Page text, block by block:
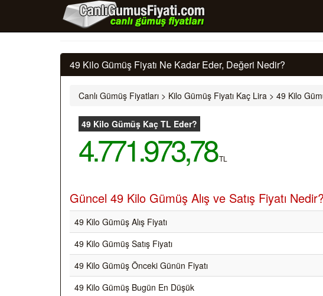
49 Kilo Gümüş Fiyatı Ne Kadar Eder, Değeri Nedir?
Canlı Gümüş Fiyatları > Kilo Gümüş Fiyatı Kaç Lira > 49 Kilo
49 Kilo Gümüş Kaç TL Eder?
4.771.973,78 TL
Güncel 49 Kilo Gümüş Alış ve Satış Fiyatı Nedir?
49 Kilo Gümüş Alış Fiyatı
49 Kilo Gümüş Satış Fiyatı
49 Kilo Gümüş Önceki Günün Fiyatı
49 Kilo Gümüş Bugün En Düşük